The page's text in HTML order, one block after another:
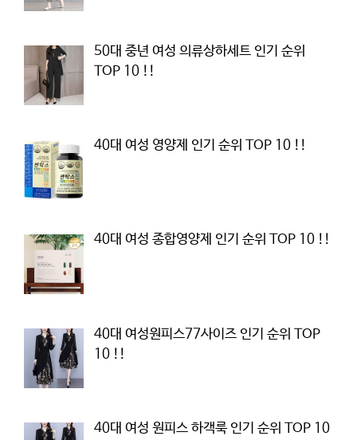
50대 중년 여성 의류상하세트 인기 순위
TOP 10 !!
40대 여성 영양제 인기 순위 TOP 10 !!
40대 여성 종합영양제 인기 순위 TOP 10 !!
40대 여성원피스77사이즈 인기 순위 TOP
10 !!
40대 여성 원피스 하객룩 인기 순위 TOP 10